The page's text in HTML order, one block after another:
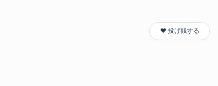
❤️ 投げ銭する